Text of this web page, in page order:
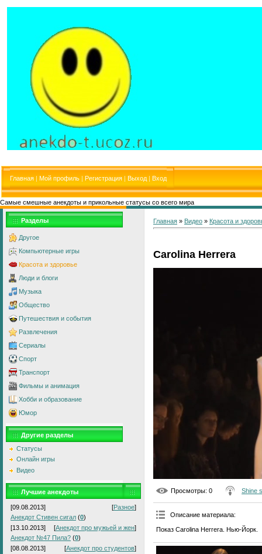
Главная | Мой профиль | Регистрация | Выход | Вход
Самые смешные анекдоты и прикольные статусы со всего мира
Разделы
Другое
Компьютерные игры
Красота и здоровье
Люди и блоги
Музыка
Общество
Путешествия и события
Развлечения
Сериалы
Спорт
Транспорт
Фильмы и анимация
Хобби и образование
Юмор
Другие разделы
Статусы
Онлайн игры
Видео
Лучшие анекдоты
[09.08.2013] [Разное]
Анекдот Стивен сигал (0)
[13.10.2013]
[Анекдот про мужьей и жен]
Анекдот №47 Пила? (0)
[08.08.2013]
[Анекдот про студентов]
Главная » Видео » Красота и
Carolina Herrera
Просмотры: 0 Shine
Описание материала:
Показ Carolina Herrera. Нью-Йорк.